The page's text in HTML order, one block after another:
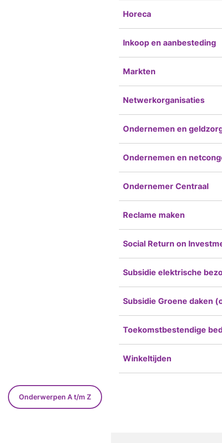
Horeca
Inkoop en aanbesteding
Markten
Netwerkorganisaties
Ondernemen en
Ondernemen en
Ondernemer Centraal
Reclame maken
Social Return on
Subsidie elektrische
Subsidie Groene daken
Toekomstbestendige
Winkeltijden
Onderwerpen A t/m Z